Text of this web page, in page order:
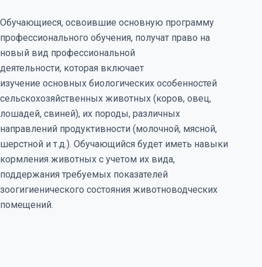
Обучающиеся, освоившие основную программу
профессионального обучения, получат право на
новый вид профессиональной
деятельности, которая включает
изучение основных биологических особенностей
сельскохозяйственных животных (коров, овец,
лошадей, свиней), их породы, различных
направлений продуктивности (молочной, мясной,
шерстной и т.д.). Обучающийся будет иметь навыки
кормления животных с учетом их вида,
поддержания требуемых показателей
зоогигиенического состояния животноводческих
помещений.